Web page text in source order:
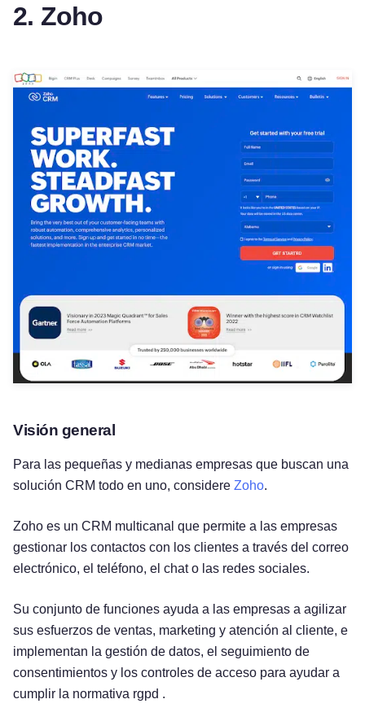
2. Zoho
Visión general
Para las pequeñas y medianas empresas que buscan una
solución CRM todo en uno, considere Zoho.
Zoho es un CRM multicanal que permite a las empresas
gestionar los contactos con los clientes a través del correo
electrónico, el teléfono, el chat o las redes sociales.
Su conjunto de funciones ayuda a las empresas a agilizar
sus esfuerzos de ventas, marketing y atención al cliente, e
implementan la gestión de datos, el seguimiento de
consentimientos y los controles de acceso para ayudar a
cumplir la normativa rgpd .